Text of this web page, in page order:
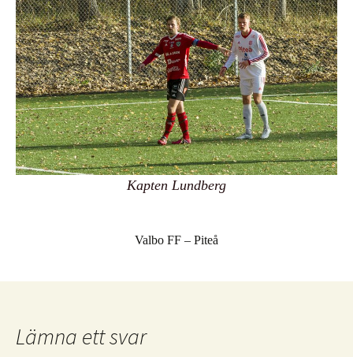
Kapten Lundberg
Valbo FF – Piteå
Lämna ett svar